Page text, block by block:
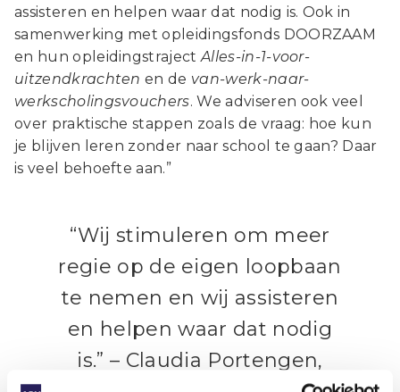
assisteren en helpen waar dat nodig is. Ook in
samenwerking met opleidingsfonds DOORZAAM
en hun opleidingstrajectAlles-in-1-voor-
uitzendkrachtenen de van-werk-naar-
werkscholingsvouchers. We adviseren ook veel
over praktische stappen zoals de vraag: hoe kun
je blijven leren zonder naar school te gaan? Daar
is veel behoefte aan.”
“Wij stimuleren om meer
regie op de eigen loopbaan
te nemen en wij assisteren
en helpen waar dat nodig
is.” – Claudia Portengen,